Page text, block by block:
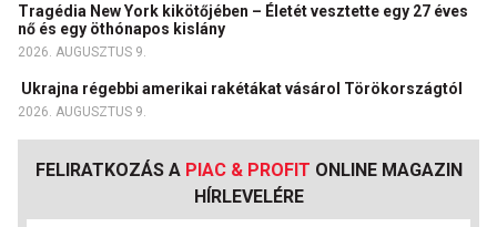
Tragédia New York kikötőjében – Életét vesztette egy 27 éves
nő és egy öthónapos kislány
2026. AUGUSZTUS 9.
Ukrajna régebbi amerikai rakétákat vásárol Törökországtól
2026. AUGUSZTUS 9.
FELIRATKOZÁS A PIAC & PROFIT ONLINE MAGAZIN
HÍRLEVELÉRE